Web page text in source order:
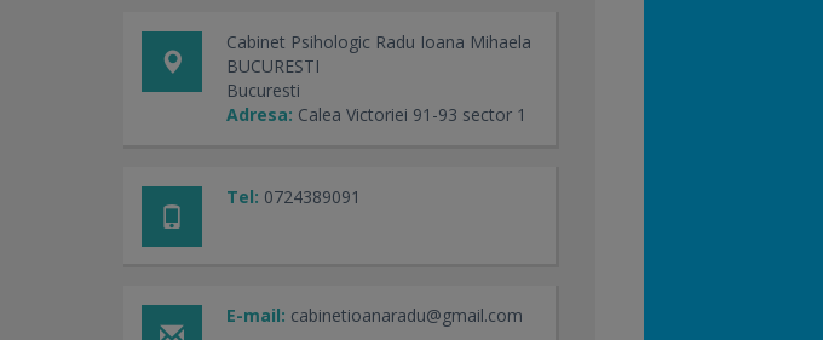
Cabinet Psihologic Radu Ioana Mihaela
BUCURESTI
Bucuresti
Adresa: Calea Victoriei 91-93 sector 1
Tel: 0724389091
E-mail: cabinetioanaradu@gmail.com